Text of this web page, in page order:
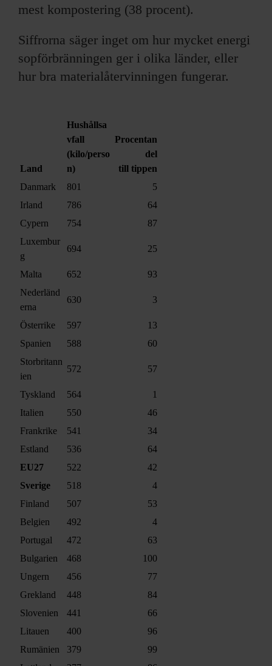
mest kompostering (38 procent).
Siffrorna säger inget om hur mycket energi
sopför­bränningen ger i olika länder, eller
hur bra materialåtervinningen fungerar.
Land
Hushållsa
vfall
(kilo/perso
n)
Procentan
del
till tippen
Danmark
801
5
Irland
786
64
Cypern
754
87
Luxembur
g
694 25
Malta 652
93
Nederländ
erna
630 3
Österrike 597
13
Spanien
588
60
Storbritann
ien
572 57
Tyskland 564
1
Italien
550
46
Frankrike
541
34
Estland
536
64
EU27
522
42
Sverige
518
4
Finland
507
53
Belgien
492
4
Portugal
472
63
Bulgarien
468
100
Ungern
456
77
Grekland
448
84
Slovenien
441
66
Litauen
400
96
Rumänien
379
99